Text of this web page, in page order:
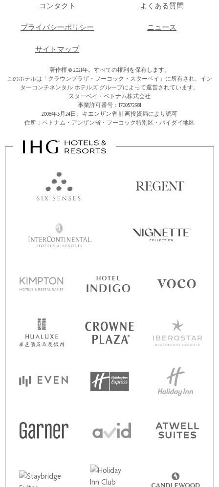
コンタクト よくある質問
プライバシーポリシー ニュース
サイトマップ
著作権 © 2021年。すべての権利を保有します。
このホテルは「クラウンプラザ・フーコック・スターベイ」に所有され、イン
ターコンチネンタル ホテルズ グループによって運営されています。
スターベイ・ベトナム株式会社
事業許可番号：1700572981
2008年3月24日、キエンザン省 計画投資局により認可
住所：ベトナム・アンザン省・フーコック特別区・バイダイ地区